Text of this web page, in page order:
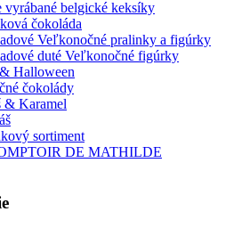
vyrábané belgické keksíky
čokoláda
Veľkonočné pralinky a figúrky
duté Veľkonočné figúrky
Halloween
čokolády
& Karamel
sortiment
DE MATHILDE